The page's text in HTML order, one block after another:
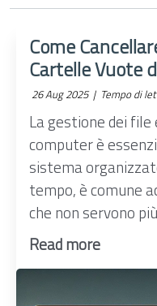
Come
Cartelle Vuote
26 Aug 2025 | Tempo di
La gestione dei
computer è
sistema
tempo, è comune
che non servono
Read more